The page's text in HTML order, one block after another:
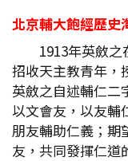
北京輔大飽經歷史
1913年英斂之
招收天主教青年，
英斂之自述輔仁二
以文會友，以友輔
朋友輔助仁義；期
友，共同發揮仁道